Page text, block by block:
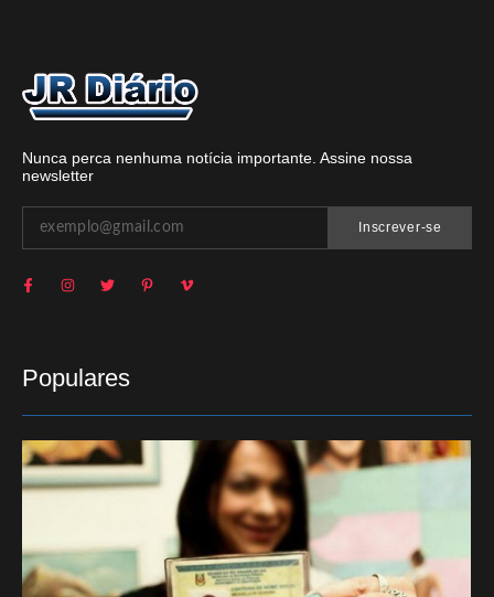
Nunca perca nenhuma notícia importante. Assine nossa
newsletter
Inscrever-se
Populares